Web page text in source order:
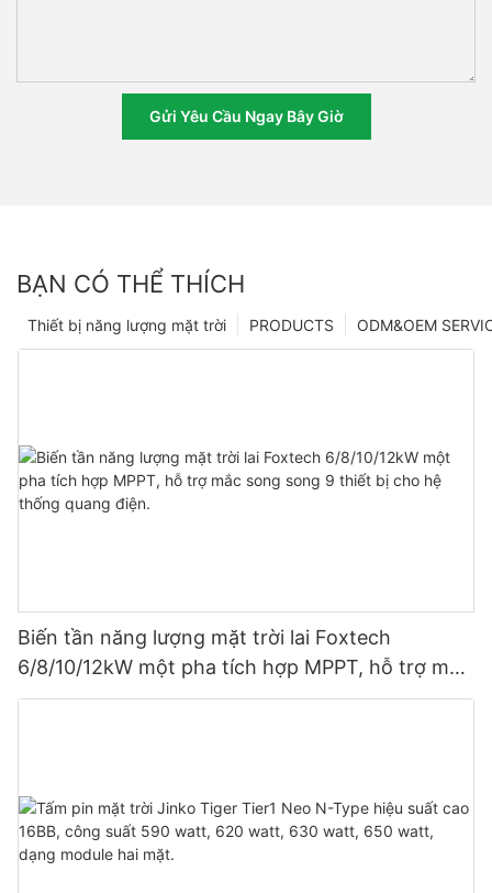
Gửi Yêu Cầu Ngay Bây Giờ
BẠN CÓ THỂ THÍCH
ODM&OEM
PRODUCTS
Thiết bị năng lượng mặt trời
Biến tần năng lượng mặt trời lai Foxtech
6/8/10/12kW một pha tích hợp MPPT, hỗ trợ mắc
song song 9 thiết bị cho hệ thống quang điện.